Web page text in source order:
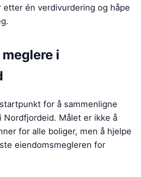
etter én verdivurdering og håpe
i
for å sammenligne
Nordfjordeid. Målet er ikke å
for alle boliger, men å hjelpe
eiendomsmegleren for